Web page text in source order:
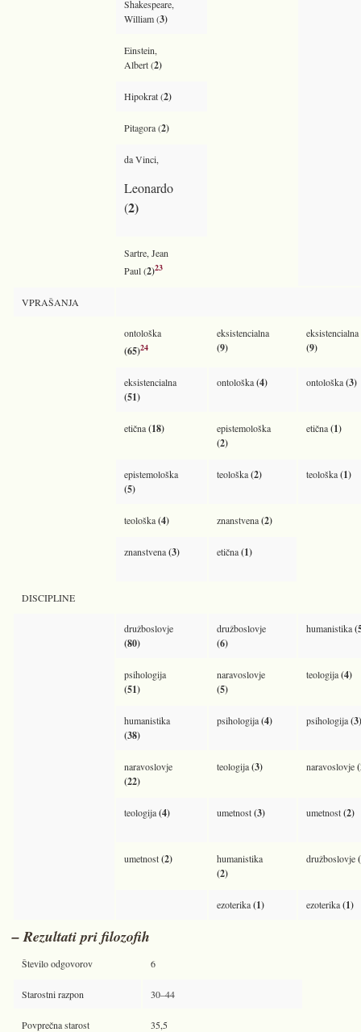
Shakespeare,
William (3)
Einstein,
Albert (2)
Hipokrat (2)
Pitagora (2)
da Vinci,
Leonardo
(2)
Sartre, Jean
Paul (2)23
VPRAŠANJA
ontološka
(65)24
eksistencialna
(9)
eksistencialna
(9)
eksistencialna
(51)
ontološka(4) ontološka(3)
etična(18) epistemološka
(2)
etična(1)
epistemološka
(5)
teološka(2) teološka(1)
teološka(4) znanstvena(2)
znanstvena(3) etična(1)
DISCIPLINE
družboslovje
(80)
družboslovje
(6)
humanistika
psihologija
(51)
naravoslovje
(5)
teologija(4)
humanistika
(38)
psihologija(4) psihologija(3)
naravoslovje
(22)
teologija(3) naravoslovje
teologija(4) umetnost(3) umetnost(2)
umetnost(2) humanistika
(2)
družboslovje
ezoterika(1) ezoterika(1)
– Rezultati pri filozofih
Število odgovorov 6
Starostni razpon 30–44
Povprečna starost 35,5